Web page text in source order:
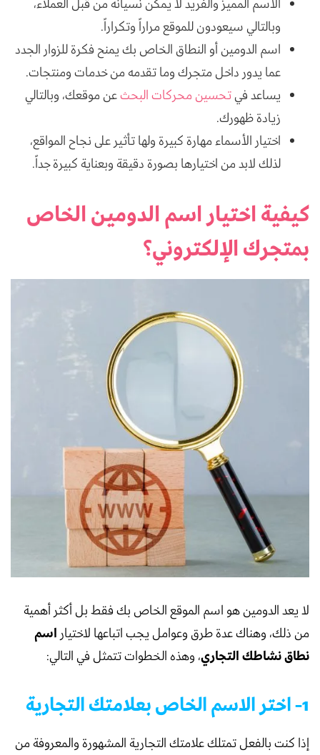
الاسم المميز والفريد لا يمكن نسيانه من قبل العملاء،
وبالتالي سيعودون للموقع مراراً وتكراراً.
اسم الدومين أو النطاق الخاص بك يمنح فكرة للزوار الجدد
عما يدور داخل متجرك وما تقدمه من خدمات ومنتجات.
يساعد فيتحسين محركات البحثعن موقعك، وبالتالي
زيادة ظهورك.
اختيار الأسماء مهارة كبيرة ولها تأثير على نجاح المواقع،
لذلك لابد من اختيارها بصورة دقيقة وبعناية كبيرة جداً.
كيفية اختيار اسم الدومين الخاص
بمتجرك الإلكتروني؟
لا يعد الدومين هو اسم الموقع الخاص بك فقط بل أكثر أهمية
من ذلك، وهناك عدة طرق وعوامل يجب اتباعها لاختياراسم
نطاق نشاطك التجاري، وهذه الخطوات تتمثل في التالي:
1- اختر الاسم الخاص بعلامتك التجارية
إذا كنت بالفعل تمتلك علامتك التجارية المشهورة والمعروفة من